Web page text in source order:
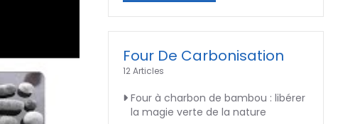
Four De Carbonisation
12 Articles
Four à charbon de bambou : libérer
la magie verte de la nature